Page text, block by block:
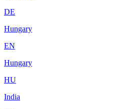
DE
Hungary
EN
Hungary
HU
India